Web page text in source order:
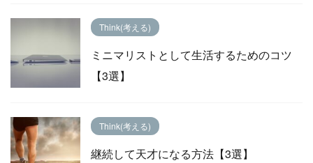
Think(考える)
ミニマリストとして生活するためのコツ
【3選】
Think(考える)
継続して天才になる方法【3選】